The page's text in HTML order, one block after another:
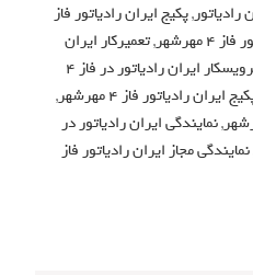
رادیاتور,پکیج ایران رادیاتور فاز
,تعمیرکار ایران
سرویسکار ایران رادیاتور در فاز 4
رادیاتور فاز 4 مهرشهر
,
,نمایندگی ایران رادیاتور در
نمایندگی مجاز ایران رادیاتور فاز